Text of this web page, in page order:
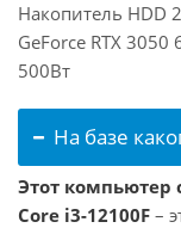
Накопитель HDD
GeForce RTX
500Вт
На базе
Этот компьютер
Core i3-12100F –